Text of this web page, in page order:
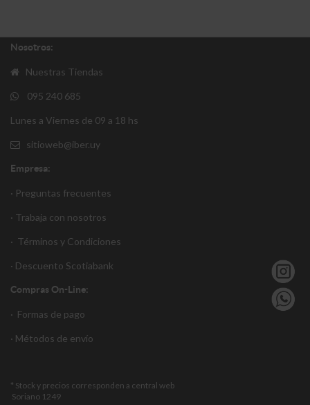
Nosotros:
Nuestras Tiendas
095 240 685
Lunes a Viernes de 09 a 18 hs
sitioweb@iber.uy
Empresa:
· Preguntas frecuentes
· Trabaja con nosotros
· Términos y Condiciones
· Descuento Scotiabank
Compras On-Line:
· Formas de pago
· Métodos de envío
* Stock y precios corresponden a central web
Soriano 1249